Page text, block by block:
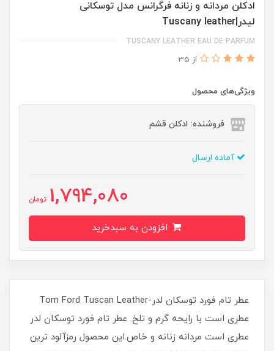
ادكلن مردانه و زنانه فرگرانس مدل توسكانى
ليدر|Tuscany leather
TUSCANY LEATHER EAU DE PARFUM
از 35
ویژگی‌های محصول
فروشنده: ادکلن قشم
آماده ارسال
1,794,080 تومان
عطر تام فورد توسکان لدر-Tom Ford Tuscan Leather
عطری است با رایحه گرم و تلخ. عطر تام فورد توسکان لدر
عطری است مردانه زنانه و خاص.این محصول رمزآلود ترین